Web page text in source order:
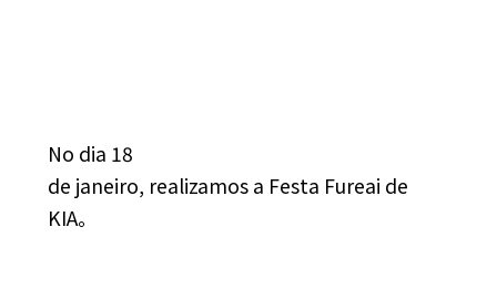
No dia 18
de janeiro, realizamos a Festa Fureai de
KIA。